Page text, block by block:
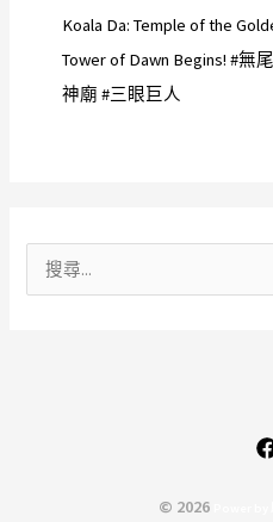
Koala Da: Temple of the
Tower of Dawn Begins! #無
神廟 #三眼巨人
© 2026